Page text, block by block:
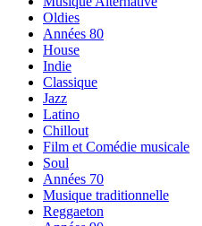
Oldies
Années 80
House
Indie
Classique
Jazz
Latino
Chillout
Film et Comédie musicale
Soul
Années 70
Musique traditionnelle
Reggaeton